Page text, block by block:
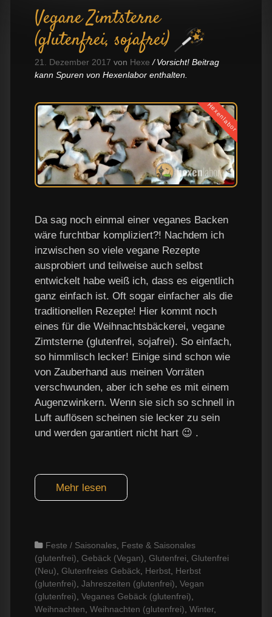
Vegane Zimtsterne
(glutenfrei, sojafrei)
21. Dezember 2017 von Hexe
Vorsicht! Beitrag
kann Spuren von Hexenlabor enthalten.
Hexenlabor
Da sag noch einmal einer veganes Backen
wäre furchtbar kompliziert?! Nachdem ich
inzwischen so viele vegane Rezepte
ausprobiert und teilweise auch selbst
entwickelt habe weiß ich, dass es eigentlich
ganz einfach ist. Oft sogar einfacher als die
traditionellen Rezepte! Hier kommt noch
eines für die Weihnachtsbäckerei, vegane
Zimtsterne (glutenfrei, sojafrei). So einfach,
so himmlisch lecker! Einige sind schon wie
von Zauberhand aus meinen Vorräten
verschwunden, aber ich sehe es mit einem
Augenzwinkern. Wenn sie sich so schnell in
Luft auflösen scheinen sie lecker zu sein
und werden garantiert nicht hart 😉 .
Mehr lesen
Categories
Feste / Saisonales, Feste & Saisonales
(glutenfrei), Gebäck (Vegan), Glutenfrei, Glutenfrei
(Neu), Glutenfreies Gebäck, Herbst, Herbst
(glutenfrei), Jahreszeiten (glutenfrei), Vegan
(glutenfrei), Veganes Gebäck (glutenfrei),
Weihnachten, Weihnachten (glutenfrei), Winter,